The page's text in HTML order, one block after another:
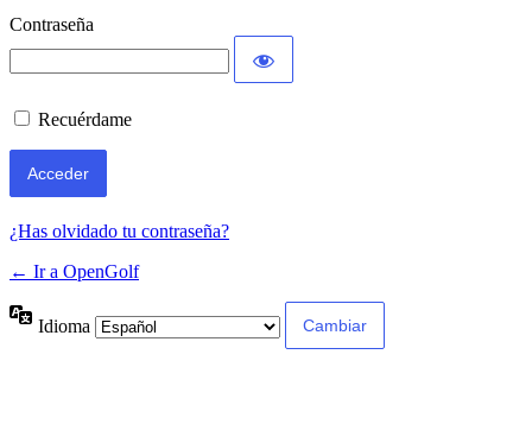
Contraseña
Recuérdame
¿Has olvidado tu contraseña?
← Ir a OpenGolf
Idioma